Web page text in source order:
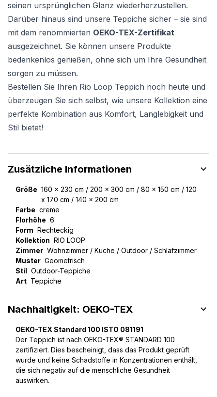
seinen ursprünglichen Glanz wiederherzustellen.
Darüber hinaus sind unsere Teppiche sicher – sie sind
mit dem renommierten OEKO-TEX-Zertifikat
ausgezeichnet. Sie können unsere Produkte
bedenkenlos genießen, ohne sich um Ihre Gesundheit
sorgen zu müssen.
Bestellen Sie Ihren Rio Loop Teppich noch heute und
überzeugen Sie sich selbst, wie unsere Kollektion eine
perfekte Kombination aus Komfort, Langlebigkeit und
Stil bietet!
Zusätzliche Informationen
Größe 160 x 230 cm / 200 x 300 cm / 80 x 150 cm / 120
x 170 cm / 140 x 200 cm
Farbe creme
Florhöhe 6
Form Rechteckig
Kollektion RIO LOOP
Zimmer Wohnzimmer / Küche / Outdoor / Schlafzimmer
Muster Geometrisch
Stil Outdoor-Teppiche
Art Teppiche
Nachhaltigkeit: OEKO-TEX
OEKO-TEX Standard 100 ISTO 081191
Der Teppich ist nach OEKO-TEX® STANDARD 100
zertifiziert. Dies bescheinigt, dass das Produkt geprüft
wurde und keine Schadstoffe in Konzentrationen enthält,
die sich negativ auf die menschliche Gesundheit
auswirken.